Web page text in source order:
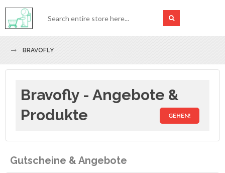
BRAVOFLY
Bravofly - Angebote &
Produkte
GEHEN!
Gutscheine & Angebote